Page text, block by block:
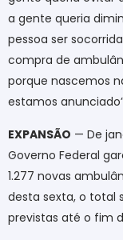
a gente queria
pessoa ser
compra de
porque nascemos
estamos
EXPANSÃO — De
Governo Federal
1.277 novas
desta sexta, o total
previstas até o fim